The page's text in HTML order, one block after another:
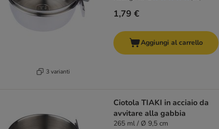
3 varianti
1,79 €
Aggiungi al carrello
Ciotola TIAKI in acciaio da
avvitare alla gabbia
265 ml / Ø 9,5 cm